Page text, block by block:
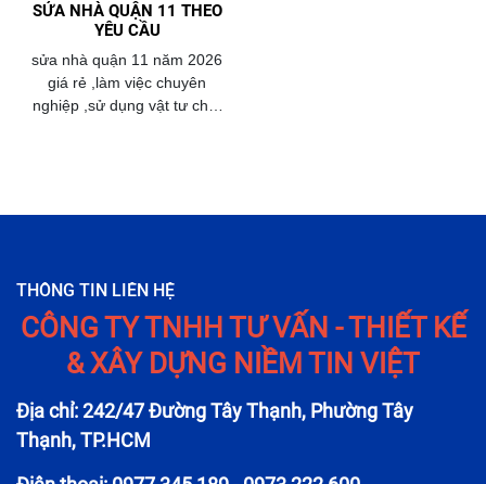
SỬA NHÀ QUẬN 11 THEO
YÊU CẦU
sửa nhà quận 11 năm 2026
giá rẻ ,làm việc chuyên
nghiệp ,sử dụng vật tư chất
THÔNG TIN LIÊN HỆ
CÔNG TY TNHH TƯ VẤN - THIẾT KẾ
& XÂY DỰNG NIỀM TIN VIỆT
Địa chỉ: 242/47 Đường Tây Thạnh, Phường Tây
Thạnh, TP.HCM